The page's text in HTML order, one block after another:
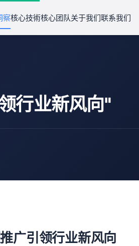
察核心技術核心团队关于我们联系我们
行业新风向"
广引领行业新风向